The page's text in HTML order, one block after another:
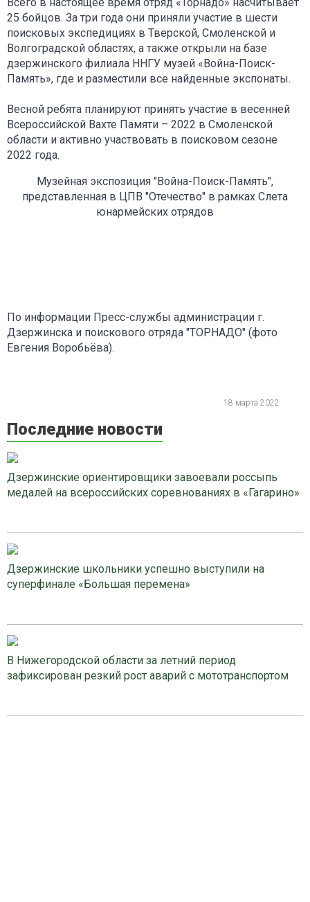
25 бойцов. За три года они приняли участие в шести
поисковых экспедициях в Тверской, Смоленской и
Волгоградской областях, а также открыли на базе
дзержинского филиала ННГУ музей «Война-Поиск-
Память», где и разместили все найденные экспонаты.
Весной ребята планируют принять участие в весенней
Всероссийской Вахте Памяти – 2022 в Смоленской
области и активно участвовать в поисковом сезоне
2022 года.
Музейная экспозиция "Война-Поиск-Память",
представленная в ЦПВ "Отечество" в рамках Слета
юнармейских отрядов
По информации Пресс-службы администрации г.
Дзержинска и поискового отряда "ТОРНАДО" (фото
Евгения Воробьёва).
18 марта 2022
Последние новости
Дзержинские ориентировщики завоевали россыпь
медалей на всероссийских соревнованиях в «Гагарино»
Дзержинские школьники успешно выступили на
суперфинале «Большая перемена»
В Нижегородской области за летний период
зафиксирован резкий рост аварий с мототранспортом